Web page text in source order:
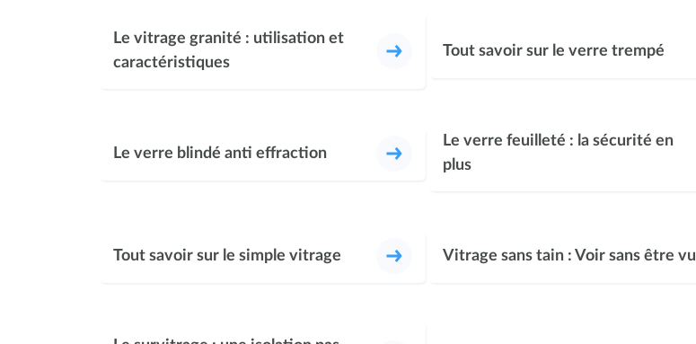
Le vitrage granité : utilisation et
caractéristiques
Tout savoir sur le verre trempé
Le verre blindé anti effraction
Le verre feuilleté : la sécurité en
plus
Tout savoir sur le simple vitrage Vitrage sans tain : Voir sans être vu